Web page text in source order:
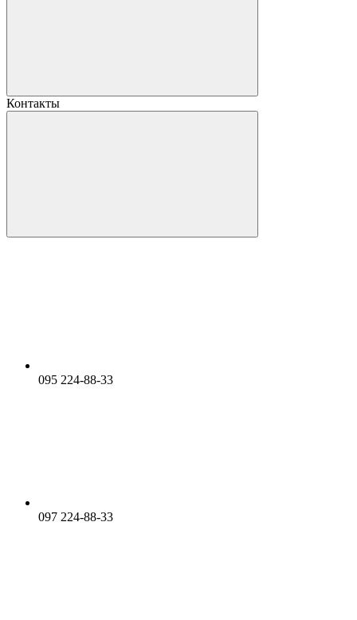
Контакты
095 224-88-33
097 224-88-33